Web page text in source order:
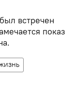
встречен
показ